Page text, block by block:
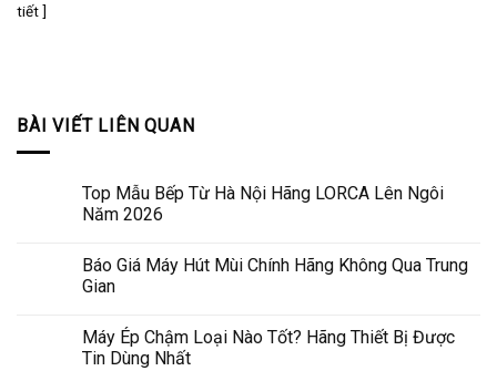
tiết ]
BÀI VIẾT LIÊN QUAN
Top Mẫu Bếp Từ Hà Nội Hãng LORCA Lên Ngôi
Năm 2026
Báo Giá Máy Hút Mùi Chính Hãng Không Qua Trung
Gian
Máy Ép Chậm Loại Nào Tốt? Hãng Thiết Bị Được
Tin Dùng Nhất